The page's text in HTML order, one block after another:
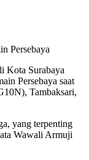
Persebaya
Kota Surabaya
Persebaya saat
Tambaksari,
yang terpenting
Wawali Armuji